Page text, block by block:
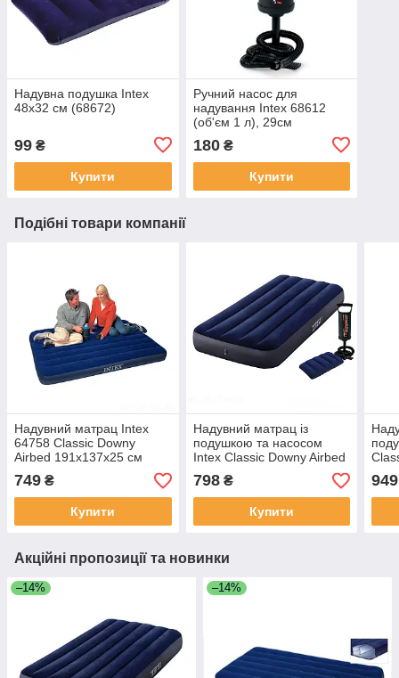
Надувна подушка Intex
48х32 см (68672)
99 ₴
Купити
Ручний насос для
надування Intex 68612
(об'єм 1 л), 29см
180₴
Купити
Подібні товари компанії
Надувний матрац Intex
64758 Classic Downy
Airbed 191х137х25 см
749 ₴
Купити
Надувний матрац із
подушкою та насосом
Intex Classic Downy Airbed
191х99х25см
798₴
Купити
949
Акційні пропозиції та новинки
–14% –14%